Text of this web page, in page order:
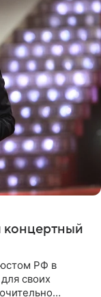
концертный
РФ в
своих